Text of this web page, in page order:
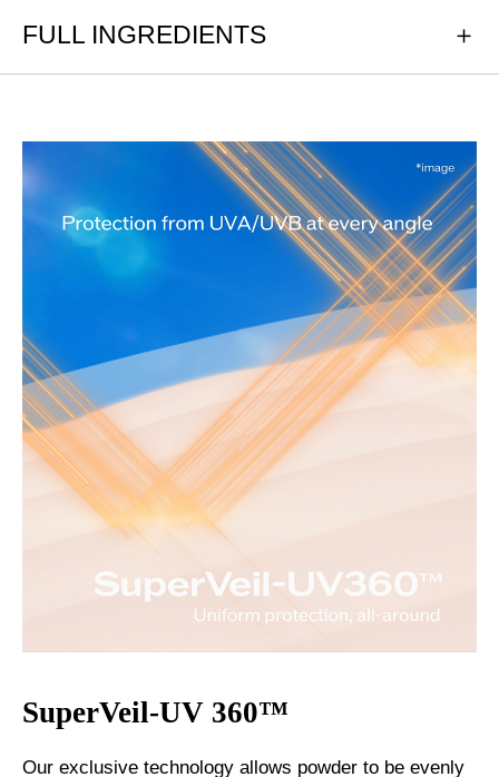
FULL INGREDIENTS
SuperVeil-UV 360™
Our exclusive technology allows powder to be evenly